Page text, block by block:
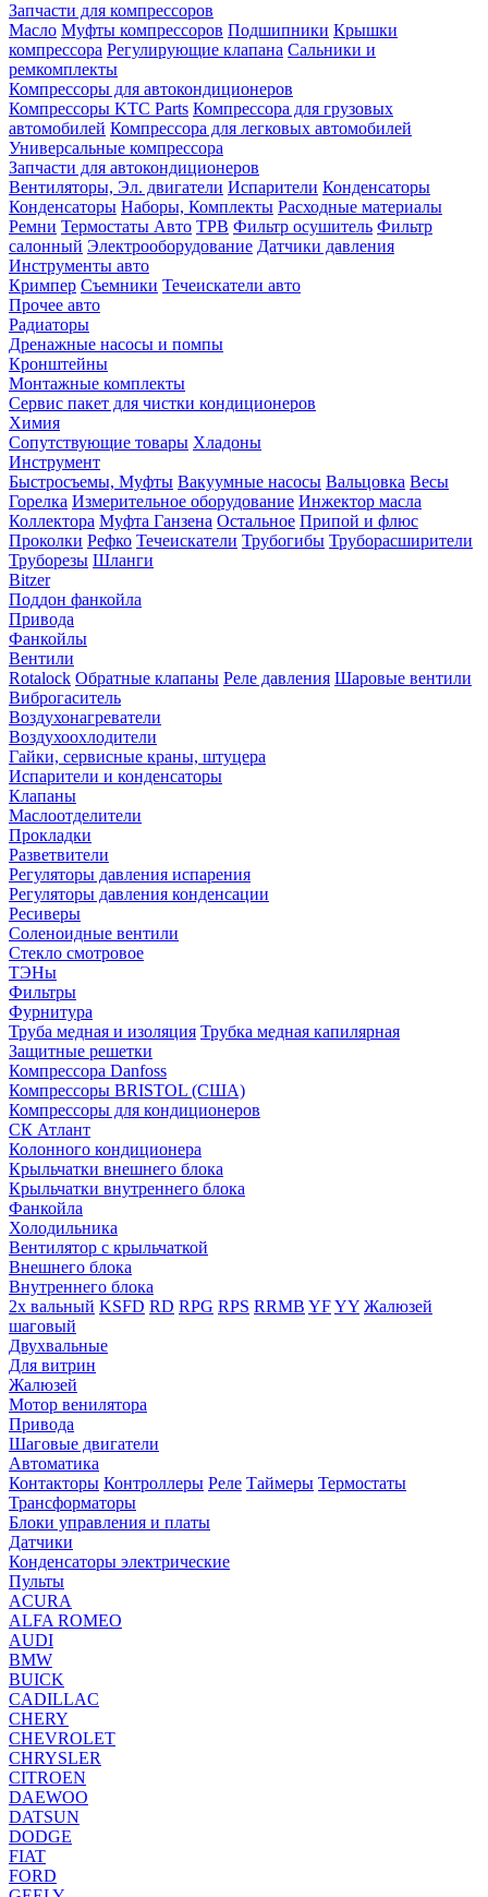
Запчасти для компрессоров
Масло Муфты компрессоров Подшипники Крышки
компрессора Регулирующие клапана Сальники и
ремкомплекты
Компрессоры для автокондиционеров
Компрессоры KTC Parts Компрессора для грузовых
автомобилей Компрессора для легковых автомобилей
Универсальные компрессора
Запчасти для автокондиционеров
Вентиляторы, Эл. двигатели Испарители Конденсаторы
Конденсаторы Наборы, Комплекты Расходные материалы
Ремни Термостаты Авто ТРВ Фильтр осушитель Фильтр
салонный Электрооборудование Датчики давления
Инструменты авто
Кримпер Съемники Течеискатели авто
Прочее авто
Радиаторы
Дренажные насосы и помпы
Кронштейны
Монтажные комплекты
Сервис пакет для чистки кондиционеров
Химия
Сопутствующие товары Хладоны
Инструмент
Быстросъемы, Муфты Вакуумные насосы Вальцовка Весы
Горелка Измерительное оборудование Инжектор масла
Коллектора Муфта Ганзена Остальное Припой и флюс
Проколки Рефко Течеискатели Трубогибы Труборасширители
Труборезы Шланги
Bitzer
Поддон фанкойла
Привода
Фанкойлы
Вентили
Rotalock Обратные клапаны Реле давления Шаровые вентили
Виброгаситель
Воздухонагреватели
Воздухоохлодители
Гайки, сервисные краны, штуцера
Испарители и конденсаторы
Клапаны
Маслоотделители
Прокладки
Разветвители
Регуляторы давления испарения
Регуляторы давления конденсации
Ресиверы
Соленоидные вентили
Стекло смотровое
ТЭНы
Фильтры
Фурнитура
Труба медная и изоляция Трубка медная капилярная
Защитные решетки
Компрессора Danfoss
Компрессоры BRISTOL (США)
Компрессоры для кондиционеров
СК Атлант
Колонного кондиционера
Крыльчатки внешнего блока
Крыльчатки внутреннего блока
Фанкойла
Холодильника
Вентилятор с крыльчаткой
Внешнего блока
Внутреннего блока
2х вальный KSFD RD RPG RPS RRMB YFYY Жалюзей
шаговый
Двухвальные
Для витрин
Жалюзей
Мотор венилятора
Привода
Шаговые двигатели
Автоматика
Контакторы Контроллеры Реле Таймеры Термостаты
Трансформаторы
Блоки управления и платы
Датчики
Конденсаторы электрические
Пульты
ACURA
ALFA ROMEO
AUDI
BMW
BUICK
CADILLAC
CHERY
CHEVROLET
CHRYSLER
CITROEN
DAEWOO
DATSUN
DODGE
FIAT
FORD